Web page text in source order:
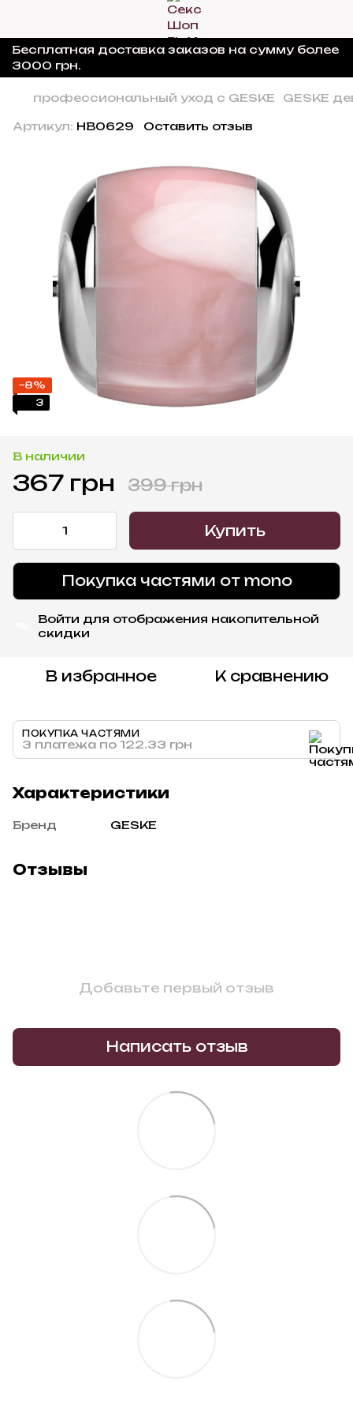
Бесплатная доставка заказов на сумму более
3000 грн.
профессиональный уход с GESKE GESKE
Артикул: HB0629 Оставить отзыв
−8%
3
В наличии
367 грн 399 грн
Купить
Покупка частями от mono
Войти для отображения накопительной
скидки
В избранное К сравнению
ПОКУПКА ЧАСТЯМИ
3 платежа по 122.33 грн
Характеристики
Бренд GESKE
Отзывы
Добавьте первый отзыв
Написать отзыв